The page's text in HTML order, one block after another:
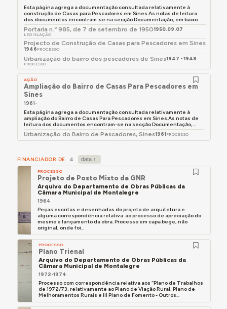
Esta página agrega a documentação consultada relativamente à
construção de Casas para Pescadores em Sines.As notas de leitura
dos documentos encontram-se na secção Documentação, em baixo.
Portaria n.º 985, de 7 de setembro de 19501950.09.07
LEGISLAÇÃO
Projecto de Construção de Casas para Pescadores em Sines
1946 PROCESSO
Urbanização do bairro dos pescadores de Sines1947 - 1948
PROCESSO
AÇÃO
Ampliação do Bairro de Casas Para Pescadores em
Sines
1961-
Esta página agrega a documentação consultada relativamente à
ampliação do Bairro de Casas Para Pescadores em Sines.As notas de
leitura dos documentos encontram-se na secção Documentação,...
Urbanização do Bairro de Pescadores, Sines1961PROCESSO
FINANCIADOR DE 4
PROCESSO
Projeto de Posto Misto da GNR
Arquivo do Departamento de Obras Públicas da
Câmara Municipal de Montalegre
1964
Peças escritas e desenhadas do projeto de arquitetura e
alguma correspondência relativa ao processo de apreciação do
mesmo e lançamento da obra. Processo em capa bege, não
original, onde foi...
PROCESSO
Plano Trienal
Arquivo do Departamento de Obras Públicas da
Câmara Municipal de Montalegre
1972-1974
Processo com correspondência relativa aos “Plano de Trabalhos
de 1972/73, relativamente ao Plano de Viação Rural, Plano de
Melhoramentos Rurais e III Plano de Fomento - Outros...